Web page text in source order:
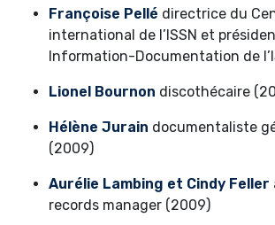
Françoise Pellé directrice du
international de l’ISSN et
Information-Documentation de
Lionel Bournon discothécaire
Hélène Jurain documentaliste
(2009)
Aurélie Lambing et Cindy Feller
records manager (2009)